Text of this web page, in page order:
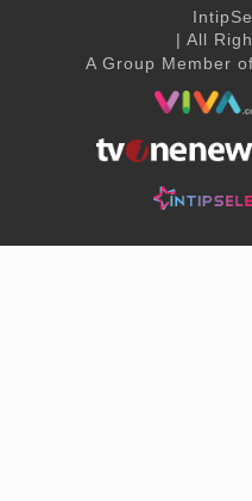
| All
A Group Member of